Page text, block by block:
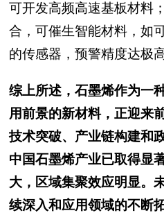
可开发高频高速基板材料
合，可催生智能材料，如
的传感器，预警精度达极
综上所述，石墨烯作为一
用前景的新材料，正迎来
技术突破、产业链构建和
中国石墨烯产业已取得显
大，区域集聚效应明显。
续深入和应用领域的不断